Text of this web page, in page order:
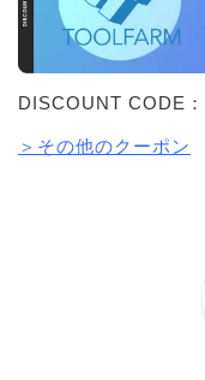
DISCOUNT CODE：
＞その他のクーポン